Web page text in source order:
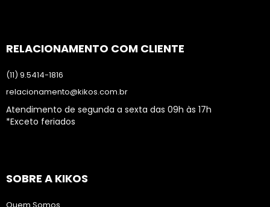
RELACIONAMENTO COM CLIENTE
(11) 9.5414-1816
relacionamento@kikos.com.br
Atendimento de segunda a sexta das 09h às 17h
*Exceto feriados
SOBRE A KIKOS